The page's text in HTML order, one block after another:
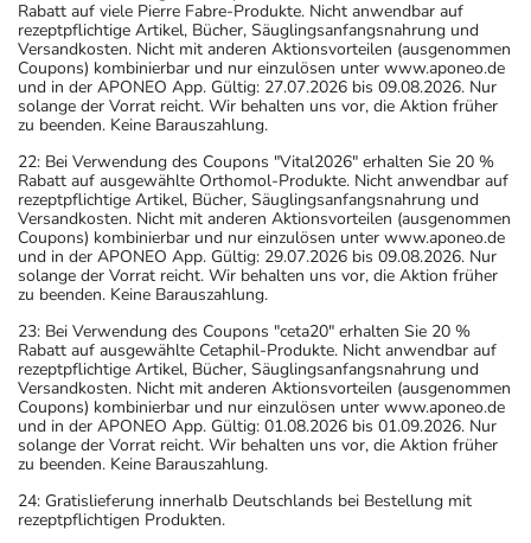
Rabatt auf viele Pierre Fabre-Produkte. Nicht anwendbar auf
rezeptpflichtige Artikel, Bücher, Säuglingsanfangsnahrung und
Versandkosten. Nicht mit anderen Aktionsvorteilen (ausgenommen
Coupons) kombinierbar und nur einzulösen unter www.aponeo.de
und in der APONEO App. Gültig: 27.07.2026 bis 09.08.2026. Nur
solange der Vorrat reicht. Wir behalten uns vor, die Aktion früher
zu beenden. Keine Barauszahlung.
22: Bei Verwendung des Coupons "Vital2026" erhalten Sie 20 %
Rabatt auf ausgewählte Orthomol-Produkte. Nicht anwendbar auf
rezeptpflichtige Artikel, Bücher, Säuglingsanfangsnahrung und
Versandkosten. Nicht mit anderen Aktionsvorteilen (ausgenommen
Coupons) kombinierbar und nur einzulösen unter www.aponeo.de
und in der APONEO App. Gültig: 29.07.2026 bis 09.08.2026. Nur
solange der Vorrat reicht. Wir behalten uns vor, die Aktion früher
zu beenden. Keine Barauszahlung.
23: Bei Verwendung des Coupons "ceta20" erhalten Sie 20 %
Rabatt auf ausgewählte Cetaphil-Produkte. Nicht anwendbar auf
rezeptpflichtige Artikel, Bücher, Säuglingsanfangsnahrung und
Versandkosten. Nicht mit anderen Aktionsvorteilen (ausgenommen
Coupons) kombinierbar und nur einzulösen unter www.aponeo.de
und in der APONEO App. Gültig: 01.08.2026 bis 01.09.2026. Nur
solange der Vorrat reicht. Wir behalten uns vor, die Aktion früher
zu beenden. Keine Barauszahlung.
24: Gratislieferung innerhalb Deutschlands bei Bestellung mit
rezeptpflichtigen Produkten.